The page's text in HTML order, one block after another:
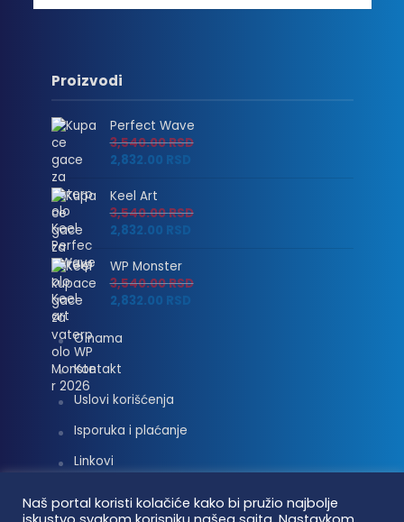
Proizvodi
Perfect Wave
3,540.00RSD
2,832.00 RSD
Keel Art
3,540.00RSD
2,832.00 RSD
WP Monster
3,540.00RSD
2,832.00 RSD
O nama
Kontakt
Uslovi korišćenja
Isporuka i plaćanje
Linkovi
Naš portal koristi kolačiće kako bi pružio najbolje